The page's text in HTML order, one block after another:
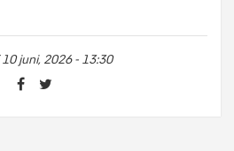
10 juni, 2026 - 13:30